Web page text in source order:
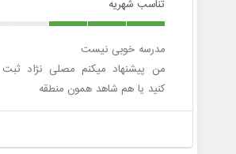
تناسب شهریه
مدرسه خوبی نیست
من پیشنهاد میکنم مصلی نژاد ثبت
کنید یا هم شاهد همون منطقه